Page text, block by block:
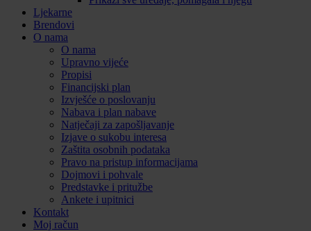
Ljekarne
Brendovi
O nama
O nama
Upravno vijeće
Propisi
Financijski plan
Izvješće o poslovanju
Nabava i plan nabave
Natječaji za zapošljavanje
Izjave o sukobu interesa
Zaštita osobnih podataka
Pravo na pristup informacijama
Dojmovi i pohvale
Predstavke i pritužbe
Ankete i upitnici
Kontakt
Moj račun